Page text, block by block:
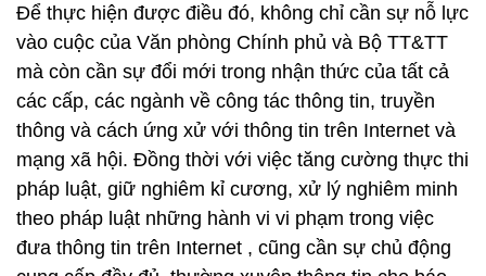
Để thực hiện được điều đó, không chỉ cần sự nỗ lực
vào cuộc của Văn phòng Chính phủ và Bộ TT&TT
mà còn cần sự đổi mới trong nhận thức của tất cả
các cấp, các ngành về công tác thông tin, truyền
thông và cách ứng xử với thông tin trên Internet và
mạng xã hội. Đồng thời với việc tăng cường thực thi
pháp luật, giữ nghiêm kỉ cương, xử lý nghiêm minh
theo pháp luật những hành vi vi phạm trong việc
đưa thông tin trên Internet , cũng cần sự chủ động